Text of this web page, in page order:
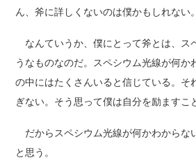
ん、斧に詳しくないのは僕かもしれない。
なんていうか、僕にとって斧とは、ス
うなものなのだ。スペシウム光線が何か
の中にはたくさんいると信じている。そ
ぎない。そう思って僕は自分を励ますこ
だからスペシウム光線が何かわからな
と思う。